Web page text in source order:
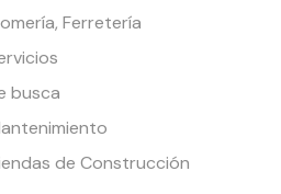
Ferretería
busca
de Construcción